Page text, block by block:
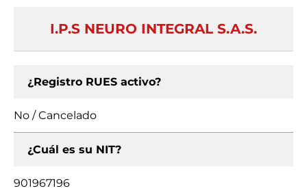
I.P.S NEURO INTEGRAL S.A.S.
¿Registro RUES activo?
No / Cancelado
¿Cuál es su NIT?
901967196